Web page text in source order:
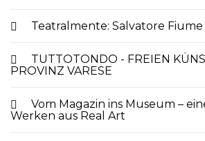
Teatralmente: Salvatore Fiume
TUTTOTONDO - FREIEN
PROVINZ VARESE
Vom Magazin ins Museum –
Werken aus Real Art